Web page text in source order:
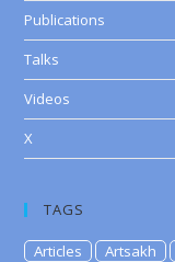
Publications
Talks
Videos
X
TAGS
Articles Artsakh